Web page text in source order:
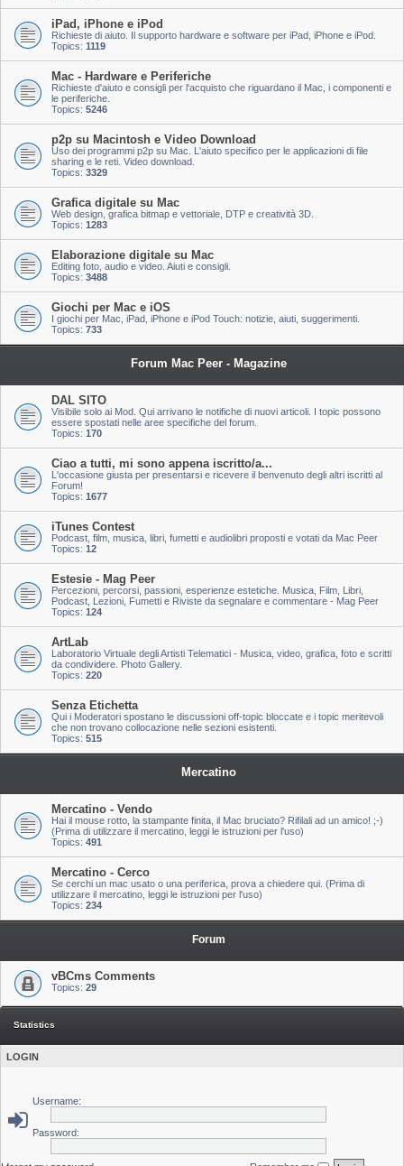
iPad, iPhone e iPod
Richieste di aiuto. Il supporto hardware e software per iPad, iPhone e iPod.
Topics: 1119
Mac - Hardware e Periferiche
Richieste d'aiuto e consigli per l'acquisto che riguardano il Mac, i componenti e
le periferiche.
Topics: 5246
p2p su Macintosh e Video Download
Uso dei programmi p2p su Mac. L'aiuto specifico per le applicazioni di file
sharing e le reti. Video download.
Topics: 3329
Grafica digitale su Mac
Web design, grafica bitmap e vettoriale, DTP e creatività 3D.
Topics: 1283
Elaborazione digitale su Mac
Editing foto, audio e video. Aiuti e consigli.
Topics: 3488
Giochi per Mac e iOS
I giochi per Mac, iPad, iPhone e iPod Touch: notizie, aiuti, suggerimenti.
Topics: 733
Forum Mac Peer - Magazine
DAL SITO
Visibile solo ai Mod. Qui arrivano le notifiche di nuovi articoli. I topic possono
essere spostati nelle aree specifiche del forum.
Topics: 170
Ciao a tutti, mi sono appena iscritto/a...
L'occasione giusta per presentarsi e ricevere il benvenuto degli altri iscritti al
Forum!
Topics: 1677
iTunes Contest
Podcast, film, musica, libri, fumetti e audiolibri proposti e votati da Mac Peer
Topics: 12
Estesie - Mag Peer
Percezioni, percorsi, passioni, esperienze estetiche. Musica, Film, Libri,
Podcast, Lezioni, Fumetti e Riviste da segnalare e commentare - Mag Peer
Topics: 124
ArtLab
Laboratorio Virtuale degli Artisti Telematici - Musica, video, grafica, foto e scritti
da condividere. Photo Gallery.
Topics: 220
Senza Etichetta
Qui i Moderatori spostano le discussioni off-topic bloccate e i topic meritevoli
che non trovano collocazione nelle sezioni esistenti.
Topics: 515
Mercatino
Mercatino - Vendo
Hai il mouse rotto, la stampante finita, il Mac bruciato? Rifilali ad un amico! ;-)
(Prima di utilizzare il mercatino, leggi le istruzioni per l'uso)
Topics: 491
Mercatino - Cerco
Se cerchi un mac usato o una periferica, prova a chiedere qui. (Prima di
utilizzare il mercatino, leggi le istruzioni per l'uso)
Topics: 234
Forum
vBCms Comments
Topics: 29
Statistics
LOGIN
Username:
Password: